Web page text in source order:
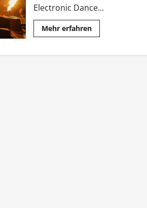
Electronic Dance...
Mehr erfahrenMehr
Informationen
Twenty